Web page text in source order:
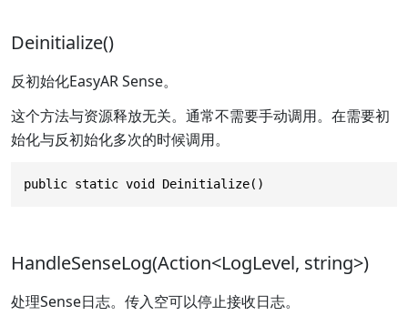
Deinitialize()
反初始化EasyAR Sense。
这个方法与资源释放无关。通常不需要手动调用。在需要初
始化与反初始化多次的时候调用。
public static void Deinitialize()
HandleSenseLog(Action<LogLevel, string>)
处理Sense日志。传入空可以停止接收日志。